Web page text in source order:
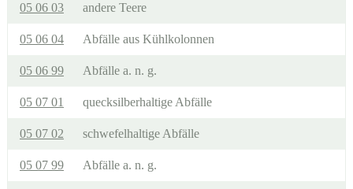
05 06 03 andere Teere
05 06 04 Abfälle aus Kühlkolonnen
05 06 99 Abfälle a. n. g.
05 07 01 quecksilberhaltige Abfälle
05 07 02 schwefelhaltige Abfälle
05 07 99 Abfälle a. n. g.